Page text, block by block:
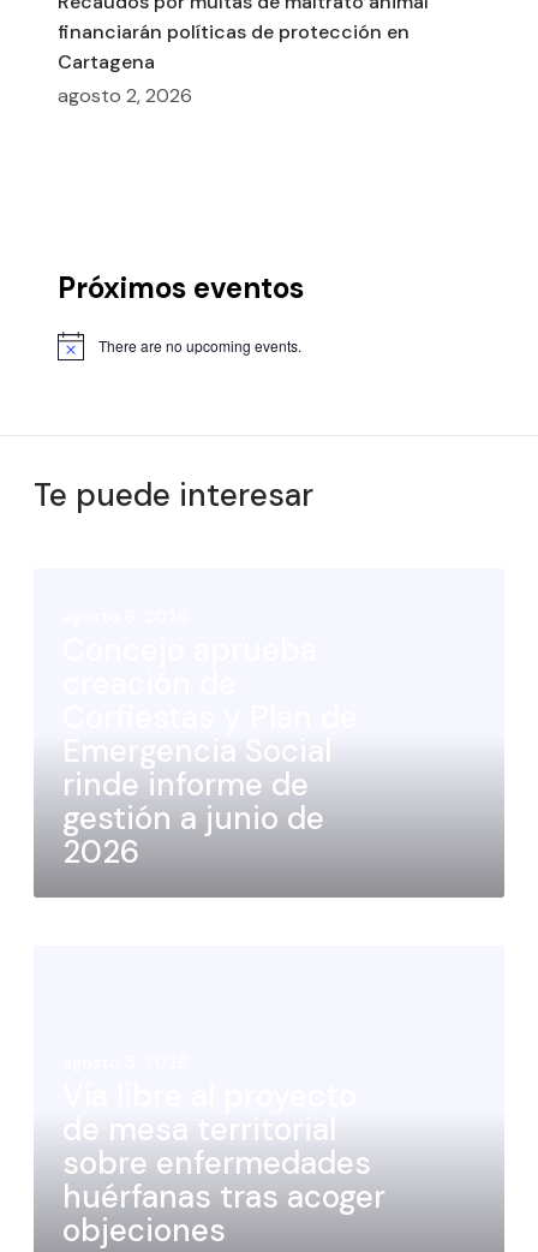
financiarán políticas de protección en
Cartagena
agosto 2, 2026
Próximos eventos
There are no upcoming events.
Te puede interesar
Emergencia Social
rinde informe de
gestión a junio de
2026
de mesa territorial
sobre enfermedades
huérfanas tras acoger
objeciones